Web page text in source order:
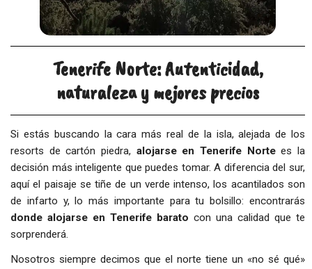
Tenerife Norte: Autenticidad,
naturaleza y mejores precios
Si estás buscando la cara más real de la isla, alejada de los
resorts de cartón piedra, alojarse en Tenerife Nortees la
decisión más inteligente que puedes tomar. A diferencia del sur,
aquí el paisaje se tiñe de un verde intenso, los acantilados son
de infarto y, lo más importante para tu bolsillo: encontrarás
donde alojarse en Tenerife barato con una calidad que te
sorprenderá.
Nosotros siempre decimos que el norte tiene un «no sé qué»